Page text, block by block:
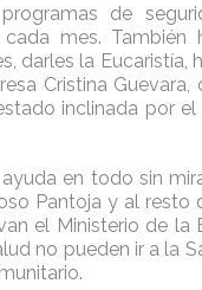
de
mes. También
darles la Eucaristía,
Cristina Guevara,
inclinada por el
en todo sin
Pantoja y al resto
el Ministerio de la
no pueden ir a la